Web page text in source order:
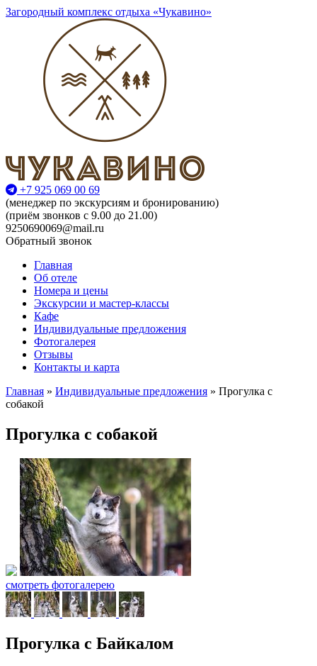
Загородный комплекс отдыха «Чукавино»
+7 925 069 00 69
(менеджер по экскурсиям и бронированию)
(приём звонков с 9.00 до 21.00)
9250690069@mail.ru
Обратный звонок
Главная
Об отеле
Номера и цены
Экскурсии и мастер-классы
Кафе
Индивидуальные предложения
Фотогалерея
Отзывы
Контакты и карта
Главная » Индивидуальные предложения » Прогулка с
собакой
Прогулка с собакой
смотреть фотогалерею
Прогулка с Байкалом